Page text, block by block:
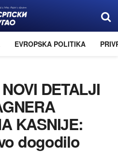
EVROPSKA POLITIKA
DETALJI
KASNIЈE:
dogodilo